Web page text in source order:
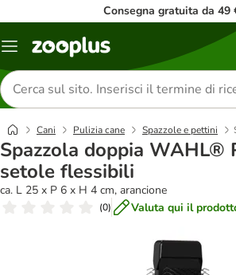
Consegna gratuita da 49
Overview
Cerca
prodotti
Cani Pulizia cane Spazzole e pettini
Spazzola doppia WAHL®
setole flessibili
ca. L 25 x P 6 x H 4 cm, arancione
(0) Valuta qui il